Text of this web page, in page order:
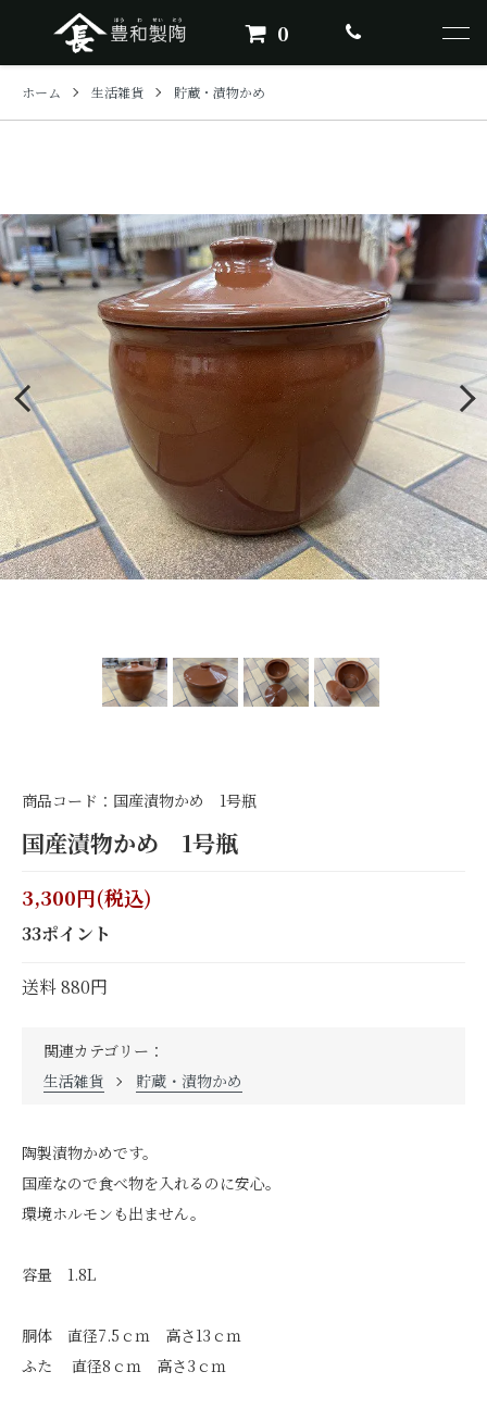
0
ホーム 生活雑貨 貯蔵・漬物かめ
商品コード：国産漬物かめ 1号瓶
国産漬物かめ 1号瓶
3,300円(税込)
33ポイント
送料 880円
関連カテゴリー：
生活雑貨
貯蔵・漬物かめ
陶製漬物かめです。
国産なので食べ物を入れるのに安心。
環境ホルモンも出ません。
容量 1.8L
胴体 直径7.5ｃｍ 高さ13ｃｍ
ふた 直径8ｃｍ 高さ3ｃｍ